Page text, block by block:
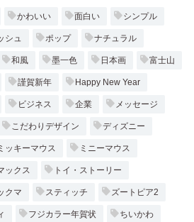
かわいい 面白い シンプル
シュ ポップ ナチュラル
和風 墨一色 日本画 富士山
謹賀新年 Happy New Year
ビジネス 企業 メッセージ
こだわりデザイン ディズニー
ッキーマウス ミニーマウス
ックス トイ・ストーリー
クマ スティッチ ズートピア2
フジカラー年賀状 ちいかわ